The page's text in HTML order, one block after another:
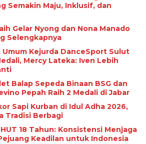
Semakin Maju, Inklusif, dan
Gelar Nyong dan Nona Manado
Selengkapnya
Umum Kejurda DanceSport Sulut
Mercy Lateka: Iven Lebih
Balap Sepeda Binaan BSG dan
Pepah Raih 2 Medali di Jabar
Sapi Kurban di Idul Adha 2026,
Tradisi Berbagi
18 Tahun: Konsistensi Menjaga
Keadilan untuk Indonesia